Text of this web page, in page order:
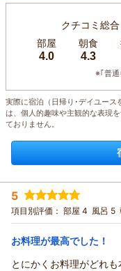
クチコミ総合
部屋
4.0
朝食
4.3
※｢普通
実際に宿泊（日帰り･デイユース
は、個人的趣味や主観的な表現を
ておりません。
5
項目別評価： 部屋 4 風呂 5
お料理が最高でした！
とにかくお料理がどれ